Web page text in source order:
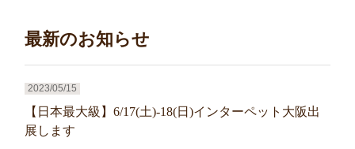
最新のお知らせ
【日本最大級】6/17(土)-18(日)インターペット大阪出
展します
2023/05/15